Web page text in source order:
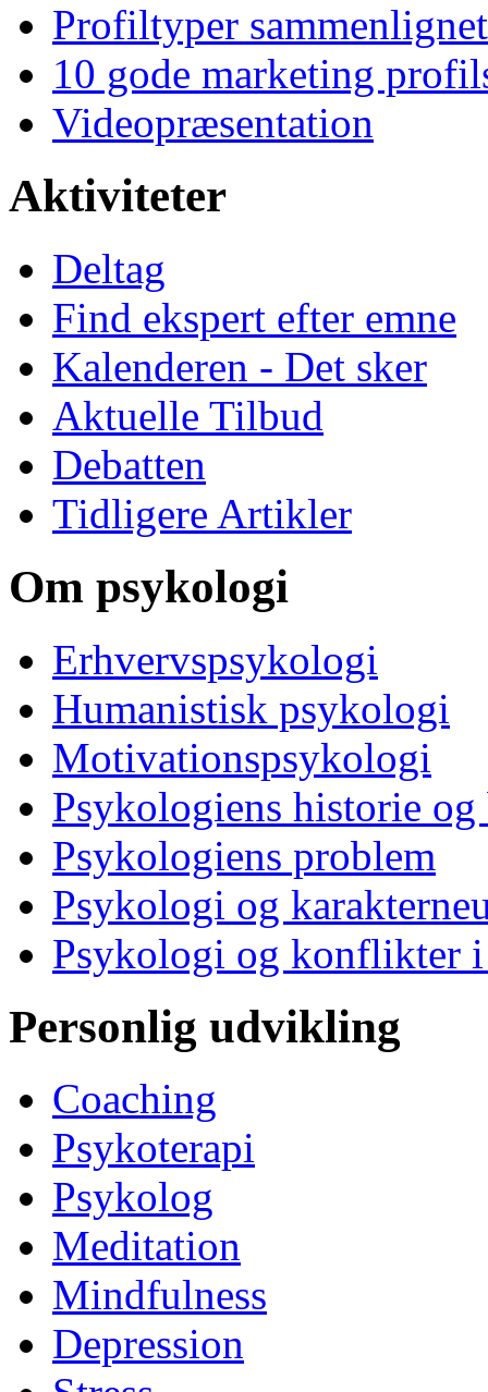
Profiltyper sammenlignet
10 gode marketing
Videopræsentation
Aktiviteter
Deltag
Find ekspert efter emne
Kalenderen - Det sker
Aktuelle Tilbud
Debatten
Tidligere Artikler
Om psykologi
Erhvervspsykologi
Humanistisk psykologi
Motivationspsykologi
Psykologiens historie og
Psykologiens problem
Psykologi og
Psykologi og konflikter
Personlig udvikling
Coaching
Psykoterapi
Psykolog
Meditation
Mindfulness
Depression